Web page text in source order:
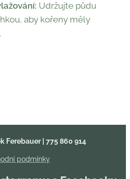
Udržujte půdu
aby kořeny měly
Ferebauer | 775 860 914
podmínky